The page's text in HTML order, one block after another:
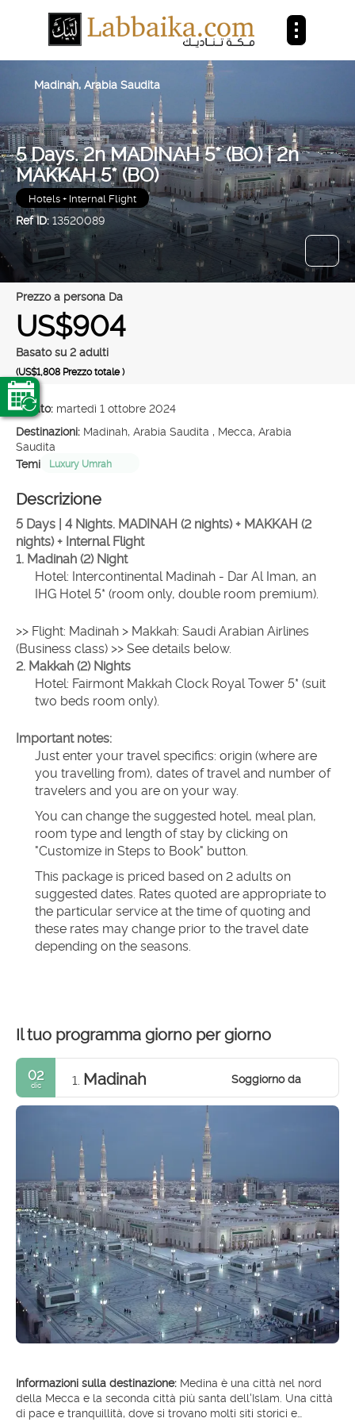
5 Days. 2n MADINAH 5* (BO) | 2n
MAKKAH 5* (BO)
Hotels + Internal Flight
Ref ID: 13520089
Madinah, Arabia Saudita
prezzo a persona Da
US$904
Basato su 2 adulti
(US$1,808 Prezzo totale)
Creato: martedì 1 ottobre 2024
Destinazioni: Madinah, Arabia Saudita , Mecca, Arabia
Saudita
Temi
Luxury Umrah
Descrizione
5 Days | 4 Nights. MADINAH (2 nights) + MAKKAH (2
nights) + Internal Flight
1. Madinah (2) Night
Hotel: Intercontinental Madinah - Dar Al Iman, an
IHG Hotel 5* (room only, double room premium).
>> Flight: Madinah > Makkah: Saudi Arabian Airlines
(Business class) >> See details below.
2. Makkah (2) Nights
Hotel: Fairmont Makkah Clock Royal Tower 5* (suit
two beds room only).
Important notes:
Just enter your travel specifics: origin (where are
you travelling from), dates of travel and number of
travelers and you are on your way.
You can change the suggested hotel, meal plan,
room type and length of stay by clicking on
"Customize in Steps to Book" button.
This package is priced based on 2 adults on
suggested dates. Rates quoted are appropriate to
the particular service at the time of quoting and
these rates may change prior to the travel date
depending on the seasons.
Il tuo programma giorno per giorno
02
dic 1. Madinah Soggiorno da
Informazioni sulla destinazione: Medina è una città nel nord
della Mecca e la seconda città più santa dell'Islam. Una città
di pace e tranquillità, dove si trovano molti siti storici e